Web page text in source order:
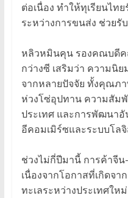
ต่อเนื่อง ทำให้ทุเรียนไ
ระหว่างการขนส่ง ช่วย
หลิวหมินคุน รองคณบดีค
กว่างซี เสริมว่า ความนิ
จากหลายปัจจัย ทั้งคุณภ
ห่วงโซ่อุปทาน ความสัม
ประเทศ และการพัฒนา
อีคอมเมิร์ซและระบบโล
ช่วงไม่กี่ปีมานี้ การค้าจีน
เนื่องจากโอกาสที่เกิดจา
ทะเลระหว่างประเทศใ